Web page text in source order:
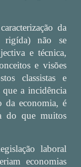
da
rigída) não se
e técnica,
e visões
classistas e
a incidência
da economia, é
do que muitos
laboral
economias